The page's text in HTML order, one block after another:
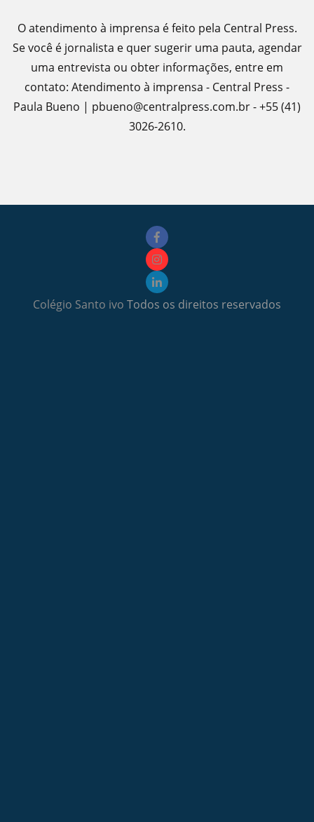
O atendimento à imprensa é feito pela Central Press.
Se você é jornalista e quer sugerir uma pauta, agendar
uma entrevista ou obter informações, entre em
contato: Atendimento à imprensa - Central Press -
Paula Bueno | pbueno@centralpress.com.br - +55 (41)
3026-2610.
Colégio Santo ivo Todos os direitos reservados